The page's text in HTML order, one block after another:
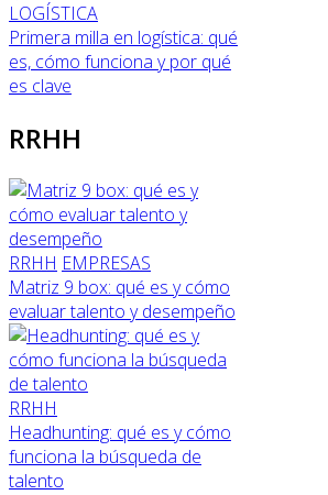
LOGÍSTICA
Primera milla en logística: qué
es, cómo funciona y por qué
es clave
RRHH
RRHH EMPRESAS
Matriz 9 box: qué es y cómo
evaluar talento y desempeño
RRHH
Headhunting: qué es y cómo
funciona la búsqueda de
talento